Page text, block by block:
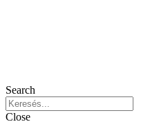
Search
Close